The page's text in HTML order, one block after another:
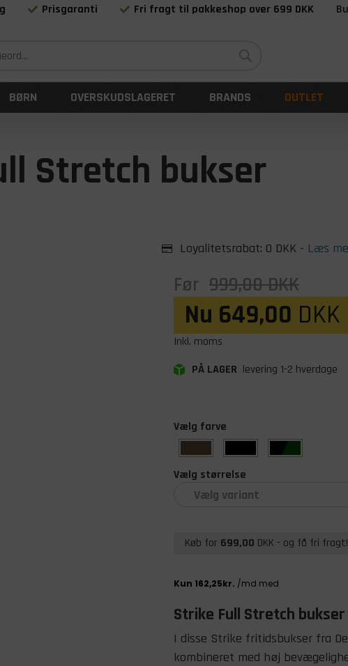
Prisgaranti Fri fragt til pakkeshop over 699 DKK
BØRN OVERSKUDSLAGERET BRANDS OUTLET
Stretch bukser
Loyalitetsrabat: 0 DKK - Læs
Før 999,00DKK
Nu 649,00 DKK
Inkl. moms
PÅ LAGER levering 1-2 hverdage
Vælg farve
Vælg størrelse
Vælg variant
Køb for 699,00 DKK - og få fri fragt!
Strike Full Stretch
I disse Strike fritidsbukser fra
kombineret med høj